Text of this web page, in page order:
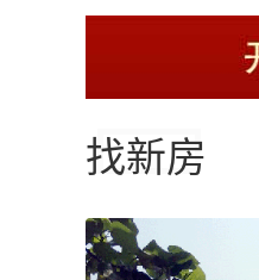
找新房